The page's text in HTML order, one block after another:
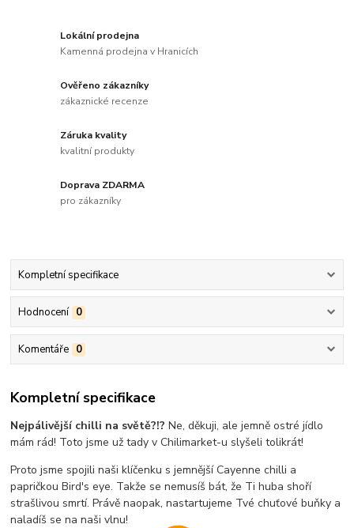
Lokální prodejna
Kamenná prodejna v Hranicích
Ověřeno zákazníky
zákaznické recenze
Záruka kvality
kvalitní produkty
Doprava ZDARMA
pro zákazníky
Kompletní specifikace
Hodnocení 0
Komentáře 0
Kompletní specifikace
Nejpálivější chilli na světě?!? Ne, děkuji, ale jemně ostré jídlo
mám rád! Toto jsme už tady v Chilimarket-u slyšeli tolikrát!
Proto jsme spojili naši klíčenku s jemnější Cayenne chilli a
papričkou Bird's eye. Takže se nemusíš bát, že Ti huba shoří
strašlivou smrtí. Právě naopak, nastartujeme Tvé chuťové buňky a
naladíš se na naši vlnu!